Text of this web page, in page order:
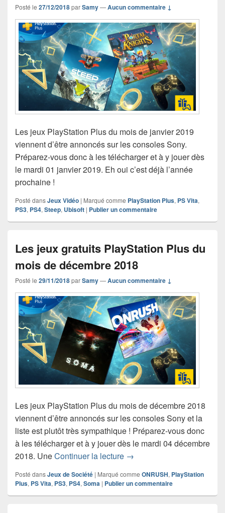
Posté le 27/12/2018parSamy—Aucun commentaire ↓
Les jeux PlayStation Plus du mois de janvier 2019
viennent d’être annoncés sur les consoles Sony.
Préparez-vous donc à les télécharger et à y jouer dès
le mardi 01 janvier 2019. Eh oui c’est déjà l’année
prochaine !
Posté dansJeux Vidéo | Marqué comme PlayStation Plus, PS Vita,
PS3, PS4, Steep, Ubisoft | Publier un commentaire
Les jeux gratuits PlayStation Plus du
mois de décembre 2018
Posté le 29/11/2018parSamy—Aucun commentaire ↓
Les jeux PlayStation Plus du mois de décembre 2018
viennent d’être annoncés sur les consoles Sony et la
liste est plutôt très sympathique ! Préparez-vous donc
à les télécharger et à y jouer dès le mardi 04 décembre
2018. UneContinuer la lecture Les jeux gratuits
→
Posté dansJeux de Société | Marqué comme ONRUSH, PlayStation
Plus, PS Vita, PS3, PS4, Soma | Publier un commentaire